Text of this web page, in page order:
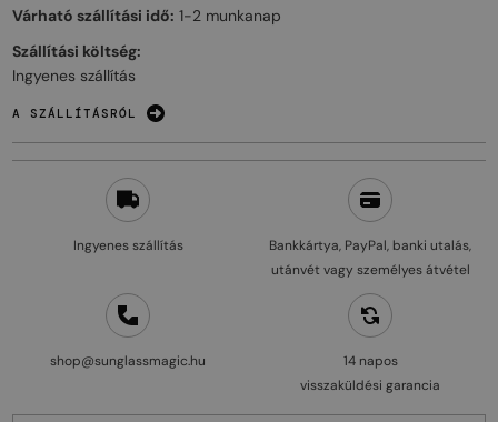
Ingyenes szállítás
Bankkártya, PayPal, banki utalás,
utánvét vagy személyes átvétel
shop@sunglassmagic.hu
14 napos
visszaküldési garancia
Várható szállítási idő: 1-2 munkanap
Szállítási költség:
Ingyenes szállítás
A SZÁLLÍTÁSRÓL